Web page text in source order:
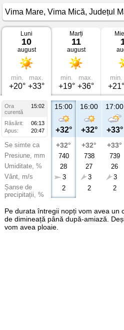
Vremea
Vima
Mare
Vima
Mică,
Județul
Maramureș
Luni
10
august
min.
+20°
max.
+33°
Marți
11
august
min.
+19°
max.
+36°
min.
+21°
Ora
15:02
curentă
Răsărit:
06:13
Apus:
20:47
Se simte ca
Presiune, mm
Umiditate, %
Vânt, m/s
Șanse de
precipitații, %
15:00
+32°
+32°
740
28
3
2
16:00
+32°
+32°
738
27
3
2
17:00
+33°
+33°
739
26
3
2
Pe durata întregii nopți vom avea un
de dimineață până după-amiază.
vom avea ploaie.